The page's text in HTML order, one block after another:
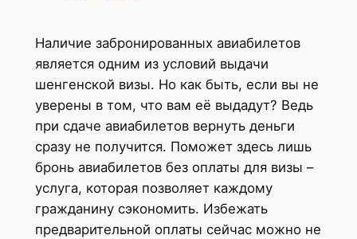
Наличие забронированных авиабилетов
является одним из условий выдачи
шенгенской визы. Но как быть, если вы не
уверены в том, что вам её выдадут? Ведь
при сдаче авиабилетов вернуть деньги
сразу не получится. Поможет здесь лишь
бронь авиабилетов без оплаты для визы –
услуга, которая позволяет каждому
гражданину сэкономить. Избежать
предварительной оплаты сейчас можно не